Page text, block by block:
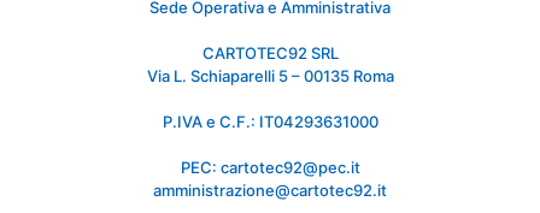
Sede Operativa e Amministrativa
CARTOTEC92 SRL
Via L. Schiaparelli 5 – 00135 Roma
P.IVA e C.F.: IT04293631000
PEC: cartotec92@pec.it
amministrazione@cartotec92.it